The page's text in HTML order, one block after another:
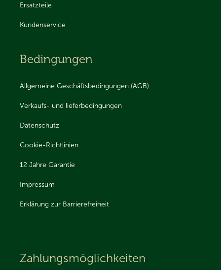
Ersatzteile
Kundenservice
Bedingungen
Allgemeine Geschäftsbedingungen (AGB)
Verkaufs- und lieferbedingungen
Datenschutz
Cookie-Richtlinien
12 Jahre Garantie
Impressum
Erklärung zur Barrierefreiheit
Zahlungsmöglichkeiten